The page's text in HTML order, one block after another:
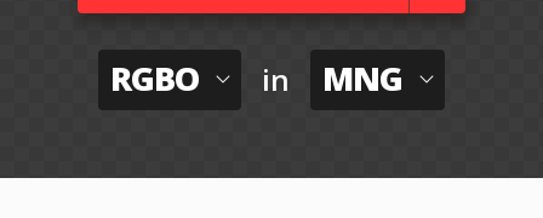
RGBO in MNG